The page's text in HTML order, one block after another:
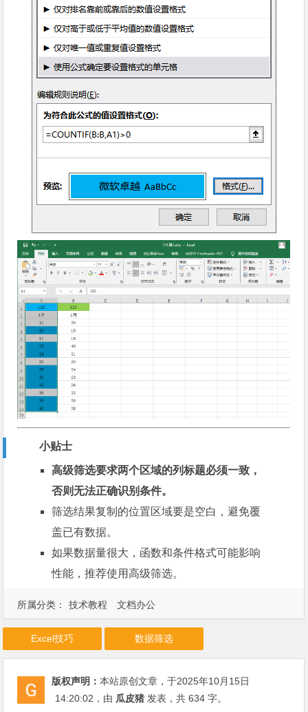
小贴士
高级筛选要求两个区域的列标题必须一致，
否则无法正确识别条件。
筛选结果复制的位置区域要是空白，避免覆
盖已有数据。
如果数据量很大，函数和条件格式可能影响
性能，推荐使用高级筛选。
所属分类： 技术教程 文档办公
Excel技巧 数据筛选
版权声明：本站原创文章，于2025年10月15日
14:20:02 ，由 瓜皮猪 发表，共 634 字。